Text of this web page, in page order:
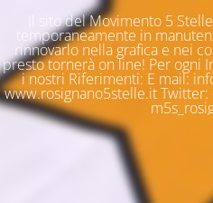
Il sito del Movimento 5
temporaneamente in
rinnovarlo nella grafica e nei
presto tornerà on line! Per ogni
i nostri Riferimenti: E mail:
www.rosignano5stelle.it Twitter: